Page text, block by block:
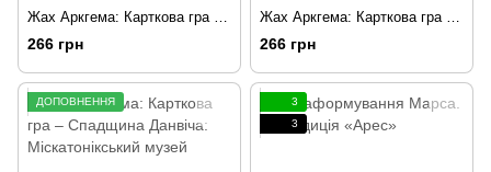
Жах Аркгема: Карткова гра – Спадщина Данвіча: Кров на вівтарі
266 грн
Жах Аркгема: Карткова гра – Спадщина Данвіча: Експрес округу Ессекс
266 грн
ДОПОВНЕННЯ
3
3